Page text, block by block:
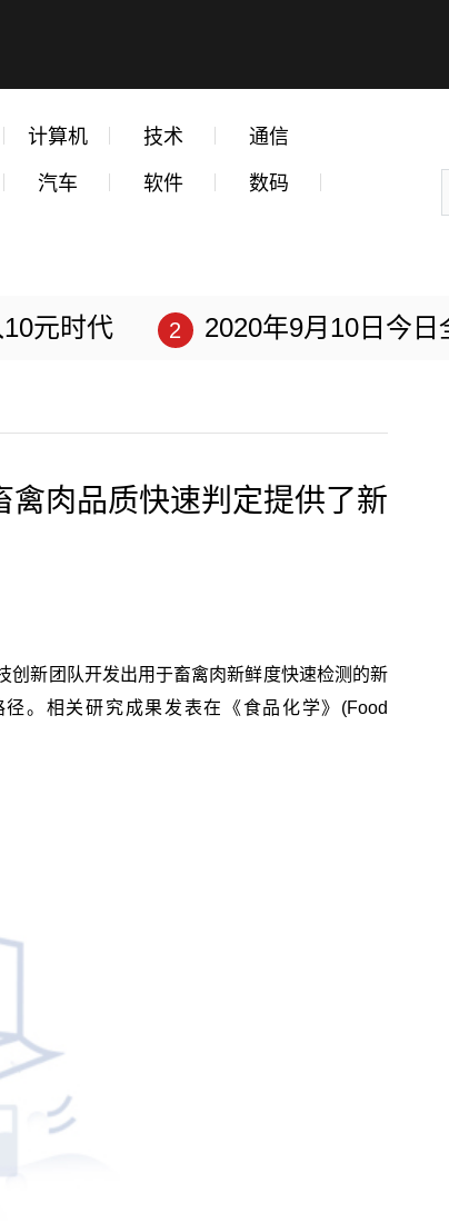
计算机 技术 通信
汽车 软件 数码
元时代 2020年9月10日今
肉品质快速判定提供了新
创新团队开发出用于畜禽肉新鲜度快速检测的新
。相关研究成果发表在《食品化学》(Food